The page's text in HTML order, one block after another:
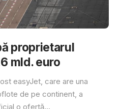
proprietarul
mld. euro
easyJet, care are una
de pe continent, a
o ofertă...